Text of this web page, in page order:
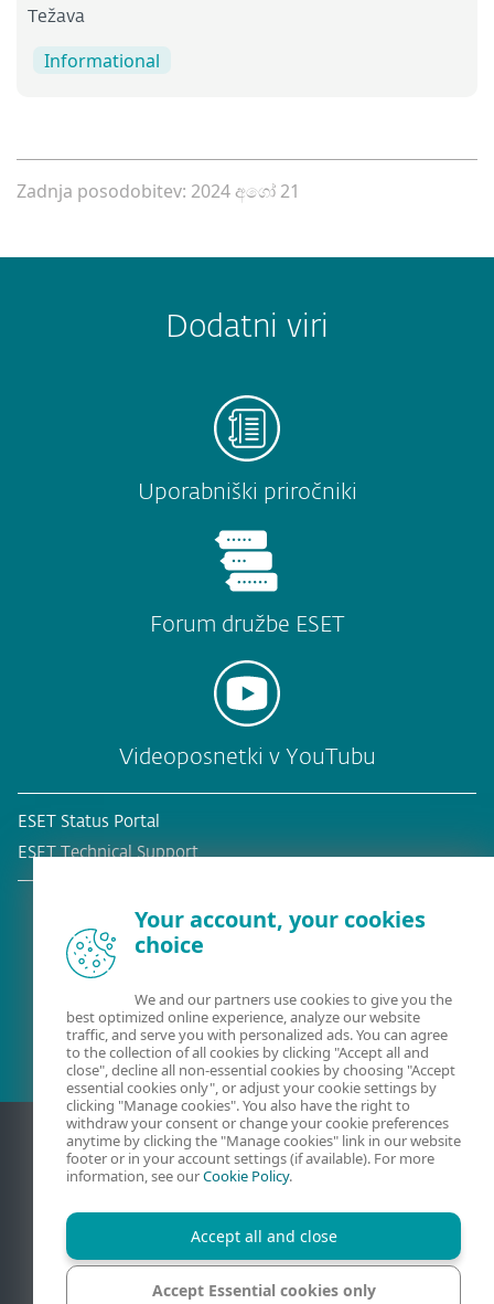
Težava
Informational
Zadnja posodobitev: 2024 අගෝ 21
Dodatni viri
Uporabniški priročniki
Forum družbe ESET
Videoposnetki v YouTubu
ESET Status Portal
ESET Technical Support
Obstoječa stranka?
Zasebnost Pravna obvestila Prijava ranljivosti
Your account, your cookies
choice
We and our partners use cookies to give you the
best optimized online experience, analyze our website
traffic, and serve you with personalized ads. You can agree
to the collection of all cookies by clicking "Accept all and
close", decline all non-essential cookies by choosing "Accept
essential cookies only", or adjust your cookie settings by
clicking "Manage cookies". You also have the right to
withdraw your consent or change your cookie preferences
anytime by clicking the "Manage cookies" link in our website
footer or in your account settings (if available). For more
information, see ourCookie Policy.
Accept all and close
Accept Essential cookies only